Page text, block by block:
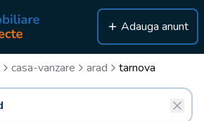
Adauga anunt
casa-vanzare arad tarnova